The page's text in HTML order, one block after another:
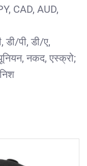
CAD, AUD,
डी/पी, डी/ए,
नकद, एस्क्रो;